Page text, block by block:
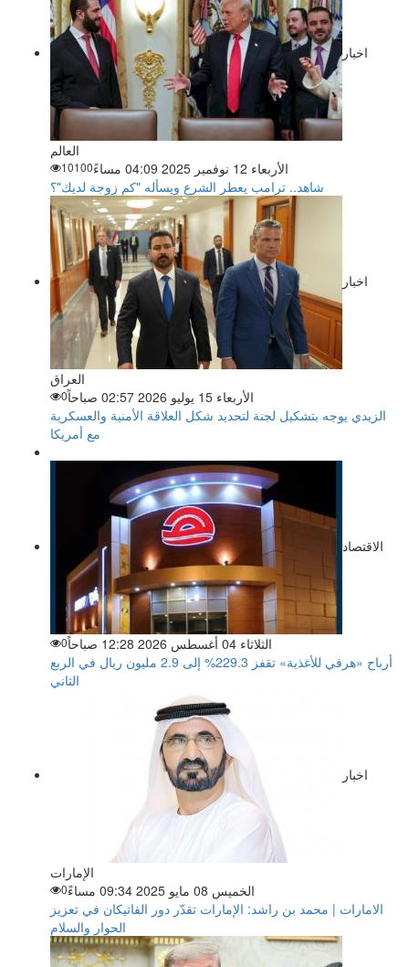
اخبار
العالم
الأربعاء 12 نوفمبر 2025 04:09 مساءً
10100
شاهد.. ترامب يعطر الشرع ويسأله "كم زوجة لديك"؟
اخبار
العراق
الأربعاء 15 يوليو 2026 02:57 صباحاً
0
الزيدي يوجه بتشكيل لجنة لتحديد شكل العلاقة الأمنية والعسكرية
مع أمريكا
الاقتصاد
الثلاثاء 04 أغسطس 2026 12:28 صباحاً 0
أرباح «هرفي للأغذية» تقفز 229.3% إلى 2.9 مليون ريال في الربع
الثاني
اخبار
الإمارات
الخميس 08 مايو 2025 09:34 مساءً
0
الامارات | محمد بن راشد: الإمارات تقدّر دور الفاتيكان في تعزيز
الحوار والسلام